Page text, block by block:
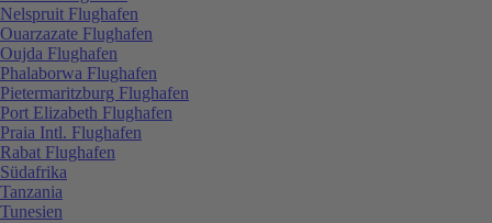
Nelspruit Flughafen
Ouarzazate Flughafen
Oujda Flughafen
Phalaborwa Flughafen
Pietermaritzburg Flughafen
Port Elizabeth Flughafen
Praia Intl. Flughafen
Rabat Flughafen
Südafrika
Tanzania
Tunesien